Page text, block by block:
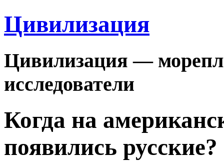
Цивилизация
Цивилизация —
исследователи
Когда на
появились русские?